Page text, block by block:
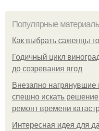
Популярные
Как выбрать саженцы
Годичный цикл
до созревания ягод
Внезапно нагрянувшие
спешно искать
ремонт времени
Интересная идея для